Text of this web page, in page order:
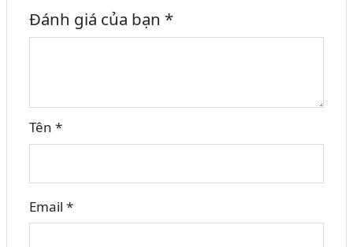
Đánh giá của bạn *
Tên*
Email*